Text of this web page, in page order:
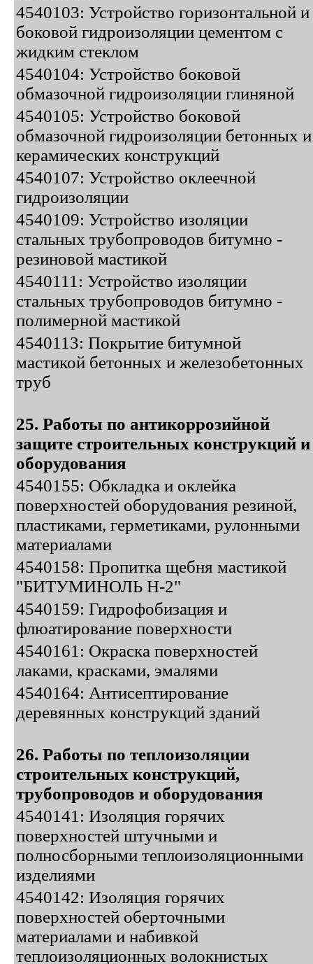
4540103: Устройство горизонтальной и
боковой гидроизоляции цементом с
жидким стеклом
4540104: Устройство боковой
обмазочной гидроизоляции глиняной
4540105: Устройство боковой
обмазочной гидроизоляции бетонных и
керамических конструкций
4540107: Устройство оклеечной
гидроизоляции
4540109: Устройство изоляции
стальных трубопроводов битумно -
резиновой мастикой
4540111: Устройство изоляции
стальных трубопроводов битумно -
полимерной мастикой
4540113: Покрытие битумной
мастикой бетонных и железобетонных
труб
25. Работы по антикоррозийной
защите строительных конструкций и
оборудования
4540155: Обкладка и оклейка
поверхностей оборудования резиной,
пластиками, герметиками, рулонными
материалами
4540158: Пропитка щебня мастикой
"БИТУМИНОЛЬ Н-2"
4540159: Гидрофобизация и
флюатирование поверхности
4540161: Окраска поверхностей
лаками, красками, эмалями
4540164: Антисептирование
деревянных конструкций зданий
26. Работы по теплоизоляции
строительных конструкций,
трубопроводов и оборудования
4540141: Изоляция горячих
поверхностей штучными и
полносборными теплоизоляционными
изделиями
4540142: Изоляция горячих
поверхностей оберточными
материалами и набивкой
теплоизоляционных волокнистых